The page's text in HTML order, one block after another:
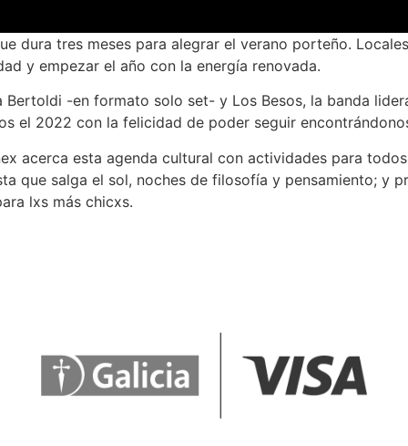
dura tres meses para alegrar el verano porteño.
y empezar el año con la energía renovada.
-en formato solo set- y Los Besos, la banda
el 2022 con la felicidad de poder seguir
acerca esta agenda cultural con actividades para
que salga el sol, noches de filosofía y pensamiento; y
lxs más chicxs.